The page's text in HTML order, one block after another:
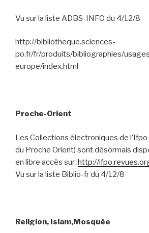
Vu sur la liste ADBS-INFO du 4/12/8
http://bibliotheque.sciences-
po.fr/fr/produits/bibliographies/
europe/index.html
Proche-Orient
Les Collections électroniques de
du Proche Orient) sont désormais
en libre accès sur :http://
Vu sur la liste Biblio-fr du 4/12/8
Religion, Islam,Mosquée